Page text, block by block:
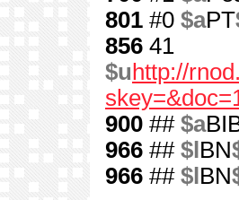
801 #0 $aPT
856 41
$u http://
900 ## $a
966 ## $l BN
966 ## $l BN